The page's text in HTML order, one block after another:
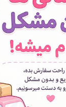
خرید
نظرات